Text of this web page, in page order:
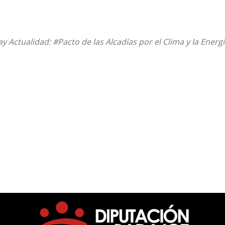
Actualidad: #Pacto de las Alcadías por el Clima y la